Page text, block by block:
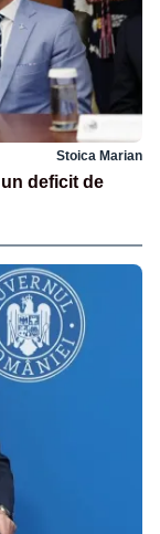
Stoica Marian
deficit de